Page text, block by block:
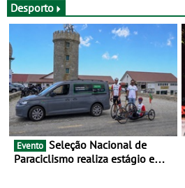
Desporto
Evento
Paraciclismo realiza estágio em